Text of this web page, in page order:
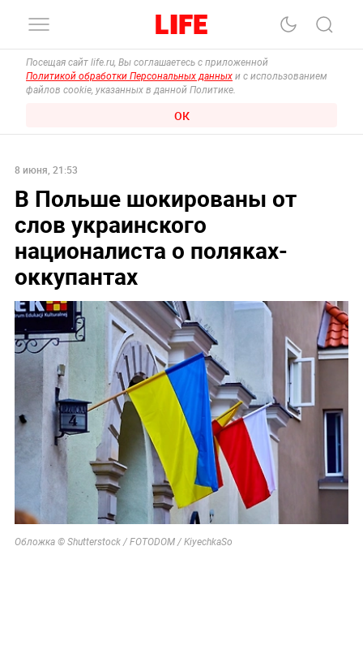
Посещая сайт life.ru, Вы соглашаетесь с приложенной
Политикой обработки Персональных данных и с использованием
файлов cookie, указанных в данной Политике.
ОК
8 июня, 21:53
В Польше шокированы от
слов украинского
националиста о поляках-
оккупантах
Обложка © Shutterstock / FOTODOM / KiyechkaSo